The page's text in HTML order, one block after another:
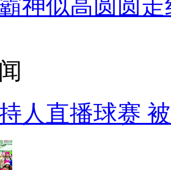
神似高圆圆走
人直播球赛